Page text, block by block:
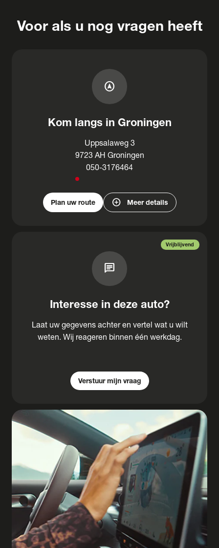
Voor als u nog vragen heeft
assistant_navigation
Kom langs in Groningen
Uppsalaweg 3
9723 AH Groningen
050-3176464
Plan uw route add_circle Meer details
Vrijblijvend
chat
Interesse in deze auto?
Laat uw gegevens achter en vertel wat u wilt
weten. Wij reageren binnen één werkdag.
Verstuur mijn vraag